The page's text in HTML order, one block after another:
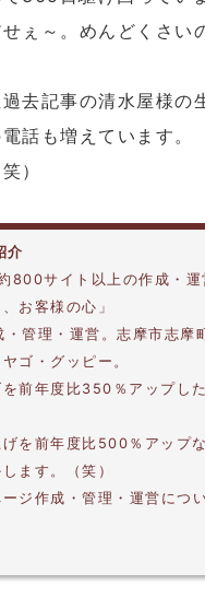
ぇ～。めんどくさい
去記事の清水屋様の
話も増えています。
）
介
800サイト以上の作成・運
お客様の心」
管理・運営。志摩市志摩
ゴ・グッピー。
前年度比350％アップし
を前年度比500％アップ
ます。（笑）
ジ作成・管理・運営につ